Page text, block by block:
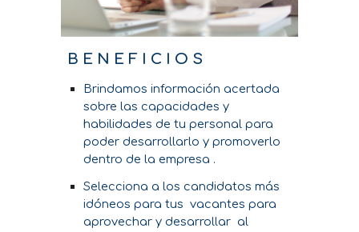
B E N E F I C I O S
Brindamos información acertada
sobre las capacidades y
habilidades de tu personal para
poder desarrollarlo y promoverlo
dentro de la empresa .
Selecciona a los candidatos más
idóneos para tus vacantes para
aprovechar y desarrollar al